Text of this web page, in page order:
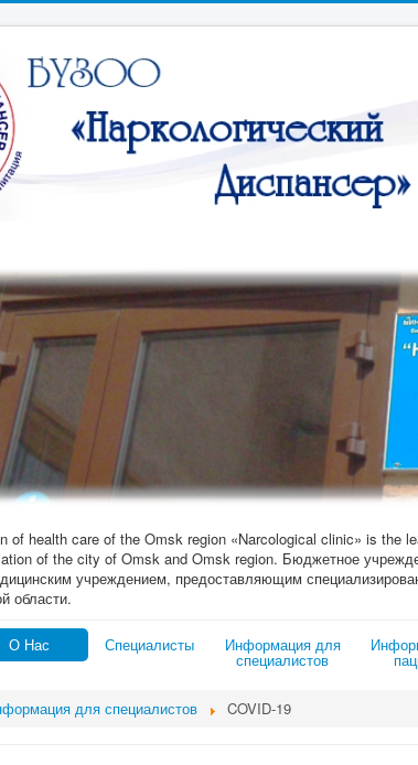
of health care of the Omsk region «Narcological clinic» is the
of the city of Omsk and Omsk region. Бюджетное
учреждением, предоставляющим
области.
О Нас Специалисты Информация для
специалистов
для специалистов COVID-19